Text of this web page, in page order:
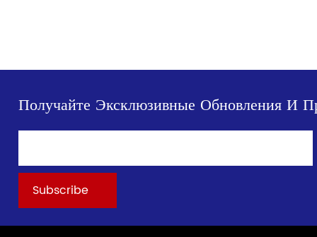
Получайте Эксклюзивные Обновления И